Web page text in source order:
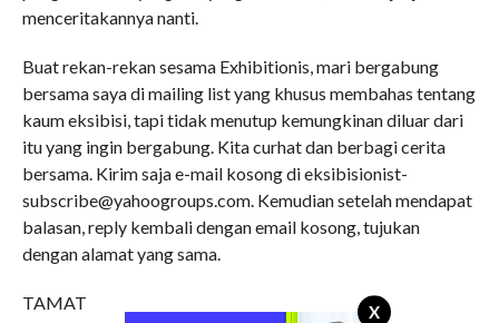
X
menceritakannya nanti.
Buat rekan-rekan sesama Exhibitionis, mari bergabung
bersama saya di mailing list yang khusus membahas tentang
kaum eksibisi, tapi tidak menutup kemungkinan diluar dari
itu yang ingin bergabung. Kita curhat dan berbagi cerita
bersama. Kirim saja e-mail kosong di eksibisionist-
subscribe@yahoogroups.com. Kemudian setelah mendapat
balasan, reply kembali dengan email kosong, tujukan
dengan alamat yang sama.
TAMAT